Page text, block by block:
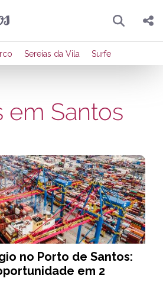
Pesquisar
Compartilhar
Enviar por Whatsapp
Publicar no X
Sereias da Vila Surfe
em Santos
no Porto de Santos:
em 2